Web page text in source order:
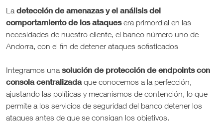
La detección de amenazas y el análisis del
comportamiento de los ataquesera primordial en las
necesidades de nuestro cliente, el banco número uno de
Andorra, con el fin de detener ataques sofisticados
Integramos una solución de protección de endpoints con
consola centralizadaque conocemos a la perfección,
ajustando las políticas y mecanismos de contención, lo que
permite a los servicios de seguridad del banco detener los
ataques antes de que se consigan los objetivos.